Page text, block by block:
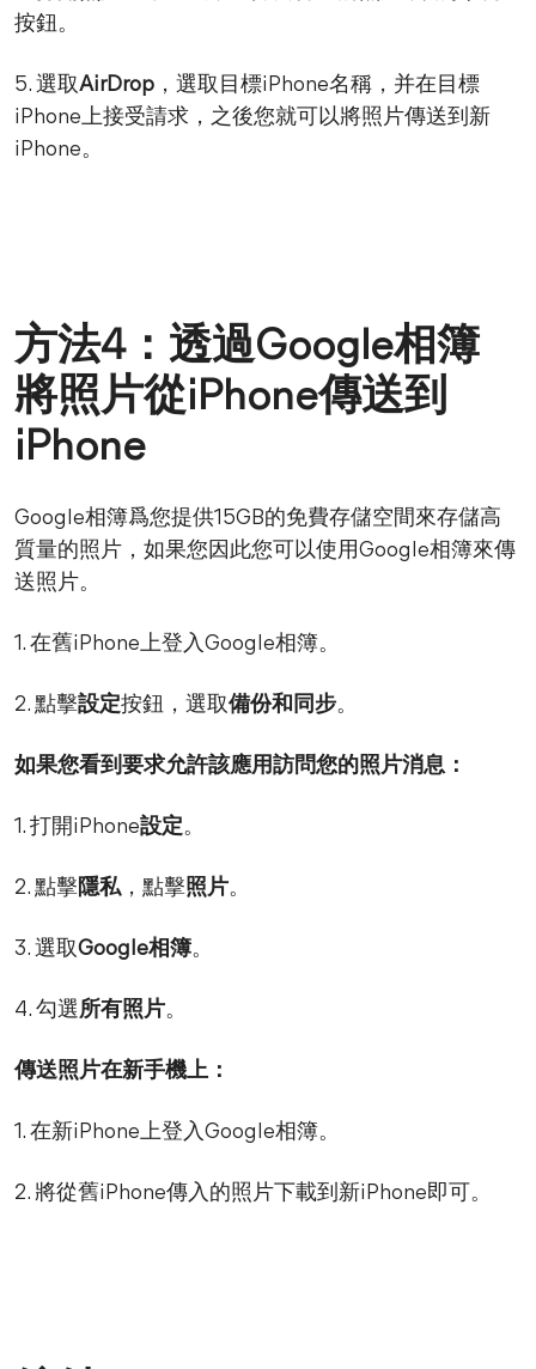
按鈕。
5. 選取AirDrop ，選取目標iPhone名稱，并在目標
iPhone上接受請求，之後您就可以將照片傳送到新
iPhone。
方法4：透過Google相簿
將照片從iPhone傳送到
iPhone
Google相簿爲您提供15GB的免費存儲空間來存儲高
質量的照片，如果您因此您可以使用Google相簿來傳
送照片。
1. 在舊iPhone上登入Google相簿。
2. 點擊設定按鈕，選取備份和同步。
如果您看到要求允許該應用訪問您的照片消息：
1. 打開iPhone設定。
2. 點擊隱私，點擊照片。
3. 選取Google相簿。
4. 勾選所有照片。
傳送照片在新手機上：
1. 在新iPhone上登入Google相簿。
2. 將從舊iPhone傳入的照片下載到新iPhone即可。